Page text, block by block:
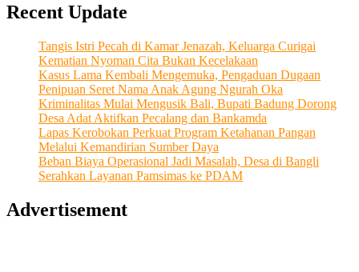
Recent Update
Tangis Istri Pecah di Kamar Jenazah, Keluarga Curigai
Kematian Nyoman Cita Bukan Kecelakaan
Kasus Lama Kembali Mengemuka, Pengaduan Dugaan
Penipuan Seret Nama Anak Agung Ngurah Oka
Kriminalitas Mulai Mengusik Bali, Bupati Badung Dorong
Desa Adat Aktifkan Pecalang dan Bankamda
Lapas Kerobokan Perkuat Program Ketahanan Pangan
Melalui Kemandirian Sumber Daya
Beban Biaya Operasional Jadi Masalah, Desa di Bangli
Serahkan Layanan Pamsimas ke PDAM
Advertisement